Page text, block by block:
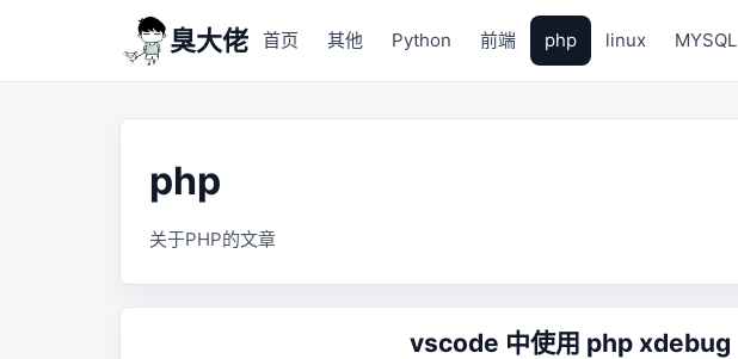
臭大佬 首页 其他 Python 前端 php linux MYSQL
php
关于PHP的文章
vscode 中使用 php xdebug